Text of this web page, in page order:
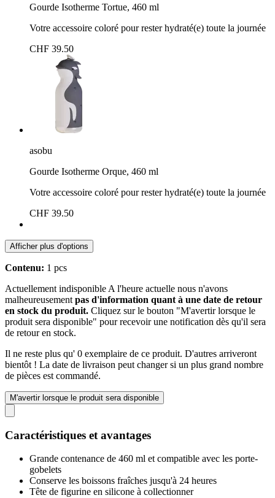
Gourde Isotherme Tortue, 460 ml
Votre accessoire coloré pour rester hydraté(e) toute la journée
CHF 39.50
asobu
Gourde Isotherme Orque, 460 ml
Votre accessoire coloré pour rester hydraté(e) toute la journée
CHF 39.50
Afficher plus d'options
Contenu: 1 pcs
Actuellement indisponible A l'heure actuelle nous n'avons
malheureusement pas d'information quant à une date de retour
en stock du produit. Cliquez sur le bouton "M'avertir lorsque le
produit sera disponible" pour recevoir une notification dès qu'il sera
de retour en stock.
Il ne reste plus qu' 0 exemplaire de ce produit. D'autres arriveront
bientôt ! La date de livraison peut changer si un plus grand nombre
de pièces est commandé.
M'avertir lorsque le produit sera disponible
Caractéristiques et avantages
Grande contenance de 460 ml et compatible avec les porte-
gobelets
Conserve les boissons fraîches jusqu'à 24 heures
Tête de figurine en silicone à collectionner